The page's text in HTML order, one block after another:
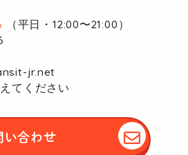
（平日・12:00〜21:00）
jr.net
てください
い合わせ